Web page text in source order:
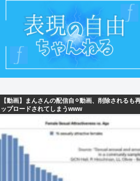
【動画】まんさんの配信自⚪︎動画、削除されるも
ップロードされてしまうwww